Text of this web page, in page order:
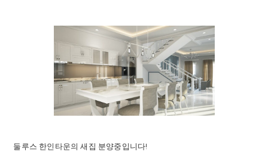
둘루스 한인타운의 새집 분양중입니다!